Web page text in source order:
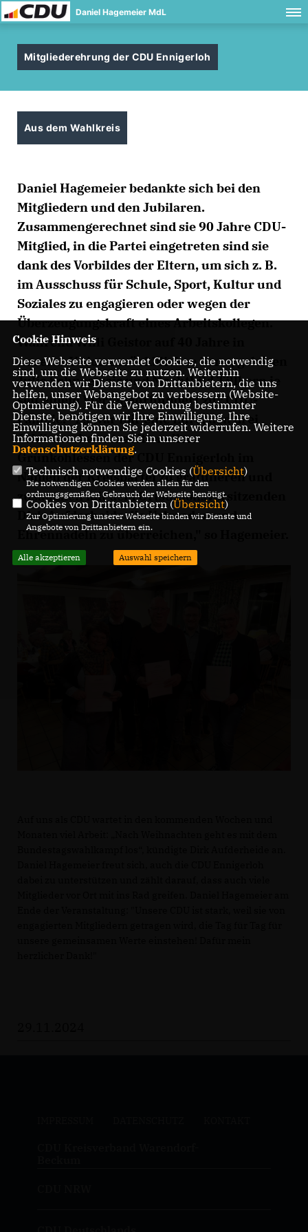
Daniel Hagemeier MdL
Mitgliederehrung der CDU Ennigerloh
Aus dem Wahlkreis
Daniel Hagemeier bedankte sich bei den
Mitgliedern und den Jubilaren.
Zusammengerechnet sind sie 90 Jahre CDU-
Mitglied, in die Partei eingetreten sind sie
dank des Vorbildes der Eltern, um sich z. B.
im Ausschuss für Schule, Sport, Kultur und
Soziales zu engagieren oder wegen der
Überzeugungskraft eines Arbeitskollegen.
Während Willi Geistor auf 40 Jahre in
unserer Union zurückblicken kann, gehören
Julie Schneeweis und Mechthild Tillkorn je
seit einem Vierteljahrhundert zur CDU-
Familie. "Es war mir eine Ehre, den drei
Jubilaren beim traditionellen
Grünkohlessen der CDU Ennigerloh im
Namen der Kreispartei zu gratulieren und
zusammen mit dem Ortsunionsvorsitzenden
Dirk Aufderheide die Urkunden und
Ehrennadeln zu überreichen," so Hagemeier.
Cookie Hinweis
Diese Webseite verwendet Cookies, die notwendig
sind, um die Webseite zu nutzen. Weiterhin
verwenden wir Dienste von Drittanbietern, die uns
helfen, unser Webangebot zu verbessern (Website-
Optmierung). Für die Verwendung bestimmter
Dienste, benötigen wir Ihre Einwilligung. Ihre
Einwilligung können Sie jederzeit widerrufen. Weitere
Informationen finden Sie in unserer
Datenschutzerklärung.
Technisch notwendige Cookies (Übersicht)
Die notwendigen Cookies werden allein für den
ordnungsgemäßen Gebrauch der Webseite benötigt.
Cookies von Drittanbietern (Übersicht)
Zur Optimierung unserer Webseite binden wir Dienste und
Angebote von Drittanbietern ein.
Alle akzeptieren Auswahl speichern